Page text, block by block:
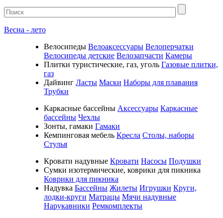
Весна - лето
Велосипеды Велоаксессуары Велоперчатки
Велосипеды детские Велозапчасти Камеры
Плитки туристические, газ, уголь Газовые плитки,
газ
Дайвинг Ласты Маски Наборы для плавания
Трубки
Каркасные бассейны Аксессуары Каркасные
бассейны Чехлы
Зонты, гамаки Гамаки
Кемпинговая мебель Кресла Столы, наборы
Стулья
Кровати надувные Кровати Насосы Подушки
Cумки изотермические, коврики для пикника
Коврики для пикника
Надувка Бассейны Жилеты Игрушки Круги,
лодки-круги Матрацы Мячи надувные
Нарукавники Ремкомплекты